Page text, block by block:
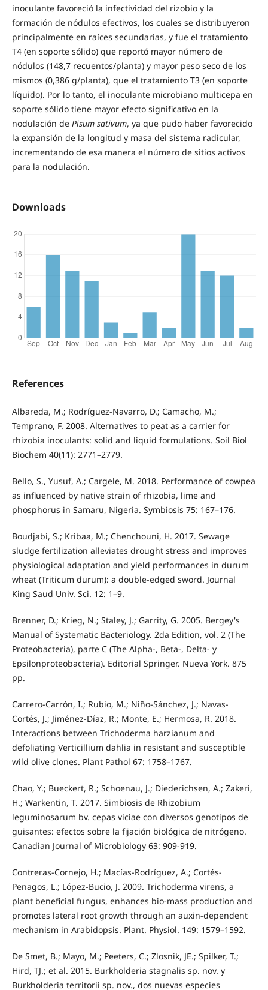
inoculante favoreció la infectividad del rizobio y la
formación de nódulos efectivos, los cuales se distribuyeron
principalmente en raíces secundarias, y fue el tratamiento
T4 (en soporte sólido) que reportó mayor número de
nódulos (148,7 recuentos/planta) y mayor peso seco de los
mismos (0,386 g/planta), que el tratamiento T3 (en soporte
líquido). Por lo tanto, el inoculante microbiano multicepa en
soporte sólido tiene mayor efecto significativo en la
nodulación de Pisum sativum, ya que pudo haber favorecido
la expansión de la longitud y masa del sistema radicular,
incrementando de esa manera el número de sitios activos
para la nodulación.
Downloads
References
Albareda, M.; Rodríguez-Navarro, D.; Camacho, M.;
Temprano, F. 2008. Alternatives to peat as a carrier for
rhizobia inoculants: solid and liquid formulations. Soil Biol
Biochem 40(11): 2771–2779.
Bello, S., Yusuf, A.; Cargele, M. 2018. Performance of cowpea
as influenced by native strain of rhizobia, lime and
phosphorus in Samaru, Nigeria. Symbiosis 75: 167–176.
Boudjabi, S.; Kribaa, M.; Chenchouni, H. 2017. Sewage
sludge fertilization alleviates drought stress and improves
physiological adaptation and yield performances in durum
wheat (Triticum durum): a double-edged sword. Journal
King Saud Univ. Sci. 12: 1–9.
Brenner, D.; Krieg, N.; Staley, J.; Garrity, G. 2005. Bergey's
Manual of Systematic Bacteriology. 2da Edition, vol. 2 (The
Proteobacteria), parte C (The Alpha-, Beta-, Delta- y
Epsilonproteobacteria). Editorial Springer. Nueva York. 875
pp.
Carrero-Carrón, I.; Rubio, M.; Niño‐Sánchez, J.; Navas‐
Cortés, J.; Jiménez‐Díaz, R.; Monte, E.; Hermosa, R. 2018.
Interactions between Trichoderma harzianum and
defoliating Verticillium dahlia in resistant and susceptible
wild olive clones. Plant Pathol 67: 1758–1767.
Chao, Y.; Bueckert, R.; Schoenau, J.; Diederichsen, A.; Zakeri,
H.; Warkentin, T. 2017. Simbiosis de Rhizobium
leguminosarum bv. cepas viciae con diversos genotipos de
guisantes: efectos sobre la fijación biológica de nitrógeno.
Canadian Journal of Microbiology 63: 909-919.
Contreras-Cornejo, H.; Macías-Rodríguez, A.; Cortés-
Penagos, L.; López-Bucio, J. 2009. Trichoderma virens, a
plant beneficial fungus, enhances bio-mass production and
promotes lateral root growth through an auxin-dependent
mechanism in Arabidopsis. Plant. Physiol. 149: 1579–1592.
De Smet, B.; Mayo, M.; Peeters, C.; Zlosnik, JE.; Spilker, T.;
Hird, TJ.; et al. 2015. Burkholderia stagnalis sp. nov. y
Burkholderia territorii sp. nov., dos nuevas especies